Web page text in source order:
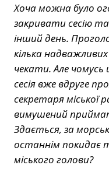
Хоча можна було
закривати сесію
інший день.
кілька
чекати. Але чомусь
сесія вже вдруге
секретаря міської
вимушений
Здається, за
останнім покидає
міського голови?